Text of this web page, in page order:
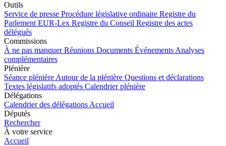
Outils
Service de presse Procédure législative ordinaire Registre du
Parlement EUR-Lex Registre du Conseil Registre des actes
délégués
Commissions
À ne pas manquer Réunions Documents Événements Analyses
complémentaires
Plénière
Séance plénière Autour de la plénière Questions et déclarations
Textes législatifs adoptés Calendrier plénière
Délégations
Calendrier des délégations Accueil
Députés
Rechercher
À votre service
Accueil